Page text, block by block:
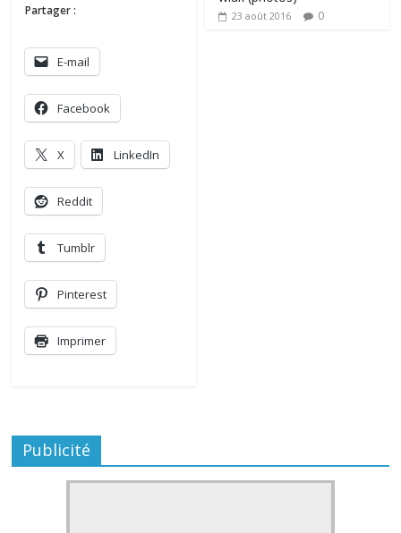
Partager :
E-mail
Facebook
X LinkedIn
Reddit
Tumblr
Pinterest
Imprimer
23 août 2016 0
Publicité